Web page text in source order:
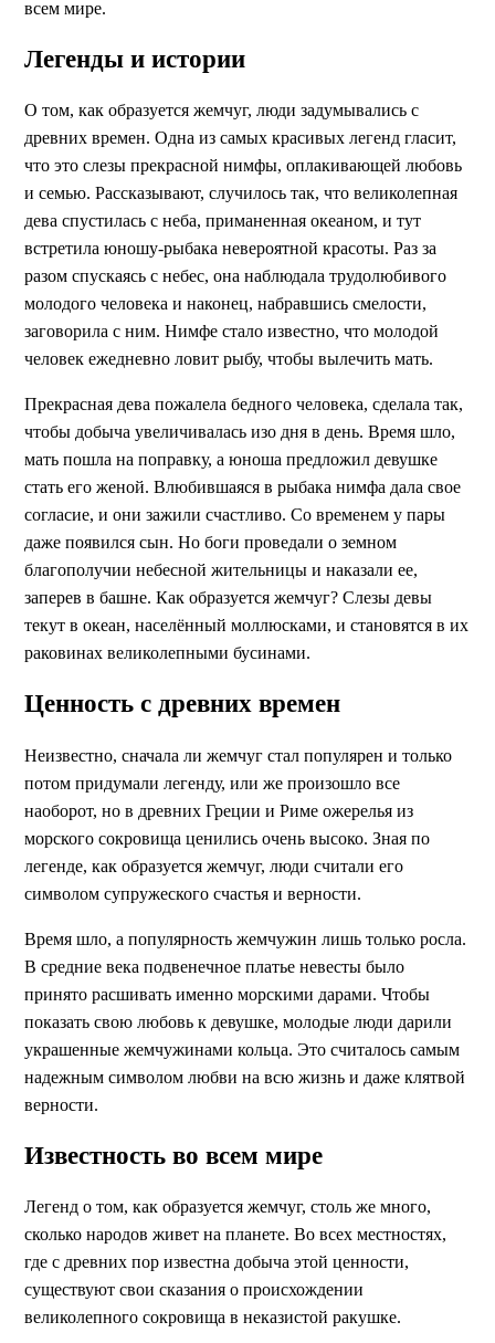
всем мире.
Легенды и истории
О том, как образуется жемчуг, люди задумывались с
древних времен. Одна из самых красивых легенд гласит,
что это слезы прекрасной нимфы, оплакивающей любовь
и семью. Рассказывают, случилось так, что великолепная
дева спустилась с неба, приманенная океаном, и тут
встретила юношу-рыбака невероятной красоты. Раз за
разом спускаясь с небес, она наблюдала трудолюбивого
молодого человека и наконец, набравшись смелости,
заговорила с ним. Нимфе стало известно, что молодой
человек ежедневно ловит рыбу, чтобы вылечить мать.
Прекрасная дева пожалела бедного человека, сделала так,
чтобы добыча увеличивалась изо дня в день. Время шло,
мать пошла на поправку, а юноша предложил девушке
стать его женой. Влюбившаяся в рыбака нимфа дала свое
согласие, и они зажили счастливо. Со временем у пары
даже появился сын. Но боги проведали о земном
благополучии небесной жительницы и наказали ее,
заперев в башне. Как образуется жемчуг? Слезы девы
текут в океан, населённый моллюсками, и становятся в их
раковинах великолепными бусинами.
Ценность с древних времен
Неизвестно, сначала ли жемчуг стал популярен и только
потом придумали легенду, или же произошло все
наоборот, но в древних Греции и Риме ожерелья из
морского сокровища ценились очень высоко. Зная по
легенде, как образуется жемчуг, люди считали его
символом супружеского счастья и верности.
Время шло, а популярность жемчужин лишь только росла.
В средние века подвенечное платье невесты было
принято расшивать именно морскими дарами. Чтобы
показать свою любовь к девушке, молодые люди дарили
украшенные жемчужинами кольца. Это считалось самым
надежным символом любви на всю жизнь и даже клятвой
верности.
Известность во всем мире
Легенд о том, как образуется жемчуг, столь же много,
сколько народов живет на планете. Во всех местностях,
где с древних пор известна добыча этой ценности,
существуют свои сказания о происхождении
великолепного сокровища в неказистой ракушке.